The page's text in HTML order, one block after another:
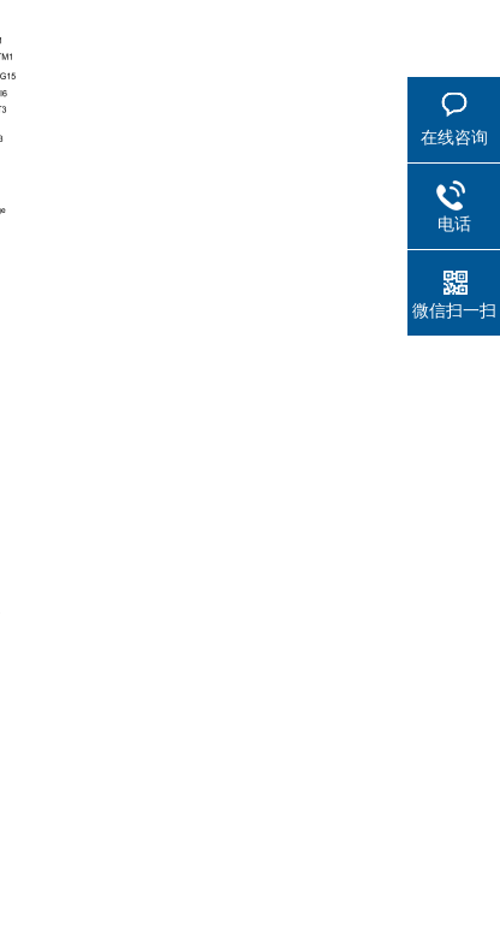
在线咨询
电话
微信扫一扫